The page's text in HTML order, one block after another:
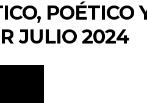
POÉTICO
JULIO 2024